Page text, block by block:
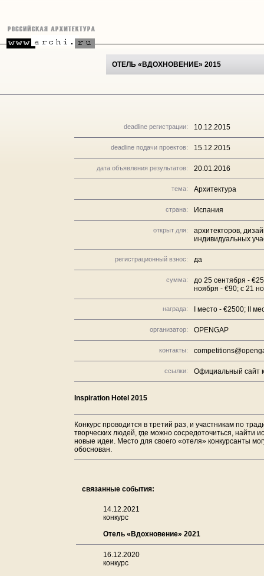
ОТЕЛЬ «ВДОХНОВЕНИЕ» 2015
deadline регистрации: 10.12.2015
deadline подачи проектов: 15.12.2015
дата объявления результатов: 20.01.2016
тема: Архитектура
страна: Испания
открыт для:
архитекторов,
индивидуальных
регистрационный взнос: да
сумма:
до 25 сентября -
ноября - €90; с 21
награда: I место - €2500; II
организатор: OPENGAP
контакты:
ссылки: Официальный сайт
Inspiration Hotel 2015
Конкурс проводится в третий раз, и участникам по
творческих людей, где можно сосредоточиться, найти
новые идеи. Место для своего «отеля» конкурсанты
обоснован.
связанные события:
14.12.2021
конкурс
Отель «Вдохновение» 2021
16.12.2020
конкурс